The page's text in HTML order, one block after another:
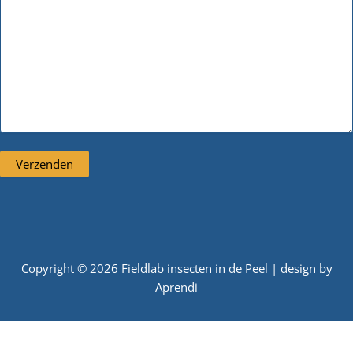
Copyright © 2026 Fieldlab insecten in de Peel | design by
Aprendi